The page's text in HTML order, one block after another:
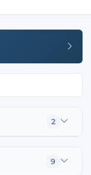
2
9